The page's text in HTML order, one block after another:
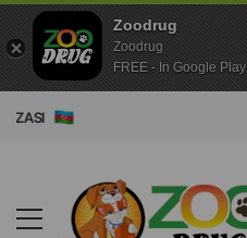
Zoodrug
Zoodrug
FREE - In Google Play